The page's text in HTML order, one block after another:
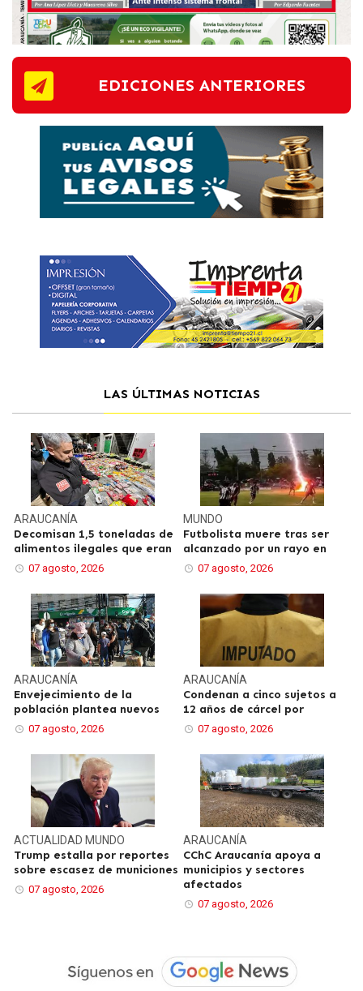
EDICIONES ANTERIORES
LAS ÚLTIMAS NOTICIAS
ARAUCANÍA
Decomisan 1,5 toneladas de
alimentos ilegales que eran
07 agosto, 2026
MUNDO
Futbolista muere tras ser
alcanzado por un rayo en
07 agosto, 2026
ARAUCANÍA
Envejecimiento de la
población plantea nuevos
07 agosto, 2026
ARAUCANÍA
Condenan a cinco sujetos a
12 años de cárcel por
07 agosto, 2026
ACTUALIDAD MUNDO
Trump estalla por reportes
sobre escasez de municiones
07 agosto, 2026
ARAUCANÍA
CChC Araucanía apoya a
municipios y sectores
afectados
07 agosto, 2026